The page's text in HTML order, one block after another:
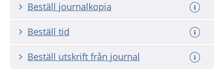
Beställ journalkopia
Beställ tid
Beställ utskrift från journal